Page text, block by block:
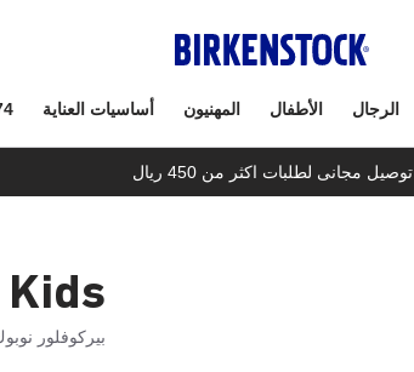
الرجال الأطفال المهنيون أساسيات العناية
توصيل مجانى لطلبات اكثر من 450 ريال
Kids
بيركوفلور